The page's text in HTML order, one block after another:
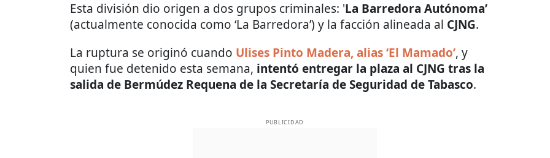
Esta división dio origen a dos grupos criminales: 'La Barredora Autónoma’
(actualmente conocida como ‘La Barredora’) y la facción alineada al CJNG.
La ruptura se originó cuando Ulises Pinto Madera, alias ‘El Mamado’, y
quien fue detenido esta semana, intentó entregar la plaza al CJNG tras la
salida de Bermúdez Requena de la Secretaría de Seguridad de Tabasco.
PUBLICIDAD